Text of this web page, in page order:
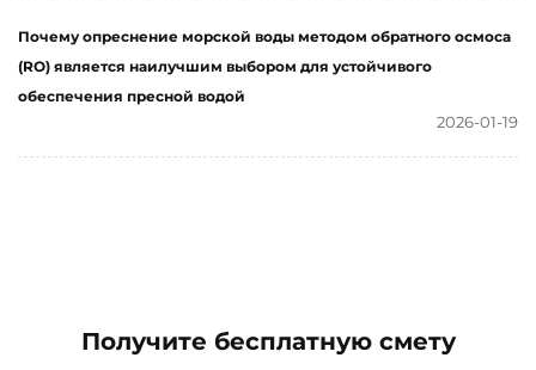
Почему опреснение морской воды методом обратного осмоса
(RO) является наилучшим выбором для устойчивого
обеспечения пресной водой
2026-01-19
Получите бесплатную смету